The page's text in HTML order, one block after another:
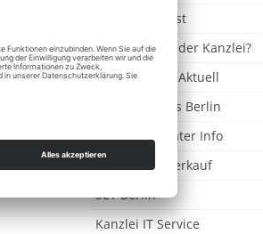
Rohr Notdienst
IT Problem in der Kanzlei?
Versicherung Aktuell
IT Systemhaus Berlin
Insolvenzberater Info
Immobilien Verkauf
SET Berlin
Kanzlei IT Service